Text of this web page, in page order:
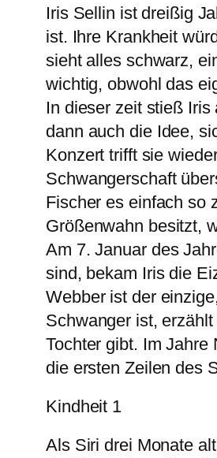
Iris Sellin ist dreißig
ist. Ihre Krankheit
sieht alles schwarz,
wichtig, obwohl das
In dieser zeit stieß
dann auch die Idee,
Konzert trifft sie
Schwangerschaft
Fischer es einfach so
Größenwahn besitzt,
Am 7. Januar des
sind, bekam Iris die
Webber ist der
Schwanger ist,
Tochter gibt. Im
die ersten Zeilen des
Kindheit 1
Als Siri drei Monate